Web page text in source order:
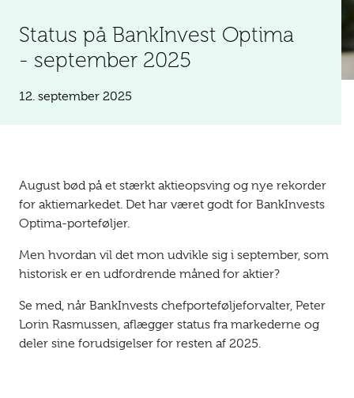
Status på BankInvest Optima
- september 2025
12. september 2025
August bød på et stærkt aktieopsving og nye rekorder
for aktiemarkedet. Det har været godt for BankInvests
Optima-porteføljer.
Men hvordan vil det mon udvikle sig i september, som
historisk er en udfordrende måned for aktier?
Se med, når BankInvests chefporteføljeforvalter, Peter
Lorin Rasmussen, aflægger status fra markederne og
deler sine forudsigelser for resten af 2025.